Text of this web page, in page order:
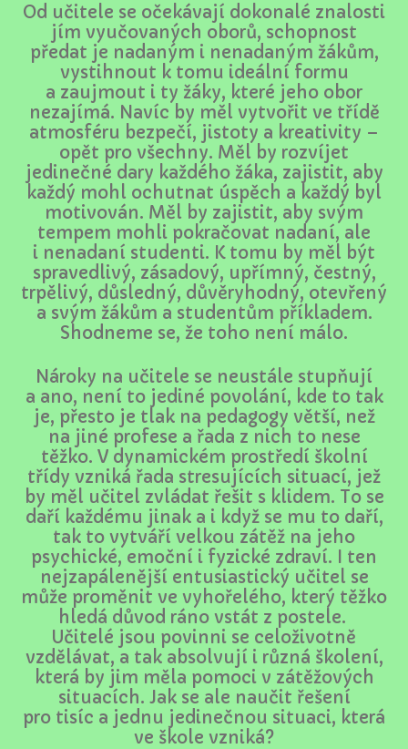
Od učitele se očekávají dokonalé znalosti
jím vyučovaných oborů, schopnost
předat je nadaným i nenadaným žákům,
vystihnout k tomu ideální formu
a zaujmout i ty žáky, které jeho obor
nezajímá. Navíc by měl vytvořit ve třídě
atmosféru bezpečí, jistoty a kreativity –
opět pro všechny. Měl by rozvíjet
jedinečné dary každého žáka, zajistit, aby
každý mohl ochutnat úspěch a každý byl
motivován. Měl by zajistit, aby svým
tempem mohli pokračovat nadaní, ale
i nenadaní studenti. K tomu by měl být
spravedlivý, zásadový, upřímný, čestný,
trpělivý, důsledný, důvěryhodný, otevřený
a svým žákům a studentům příkladem.
Shodneme se, že toho není málo.
Nároky na učitele se neustále stupňují
a ano, není to jediné povolání, kde to tak
je, přesto je tlak na pedagogy větší, než
na jiné profese a řada z nich to nese
těžko. V dynamickém prostředí školní
třídy vzniká řada stresujících situací, jež
by měl učitel zvládat řešit s klidem. To se
daří každému jinak a i když se mu to daří,
tak to vytváří velkou zátěž na jeho
psychické, emoční i fyzické zdraví. I ten
nejzapálenější entusiastický učitel se
může proměnit ve vyhořelého, který těžko
hledá důvod ráno vstát z postele.
Učitelé jsou povinni se celoživotně
vzdělávat, a tak absolvují i různá školení,
která by jim měla pomoci v zátěžových
situacích. Jak se ale naučit řešení
pro tisíc a jednu jedinečnou situaci, která
ve škole vzniká?